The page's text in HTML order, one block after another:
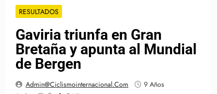
RESULTADOS
Gaviria triunfa en Gran
Bretaña y apunta al Mundial
de Bergen
Admin@ciclismointernacional.com
9 Años